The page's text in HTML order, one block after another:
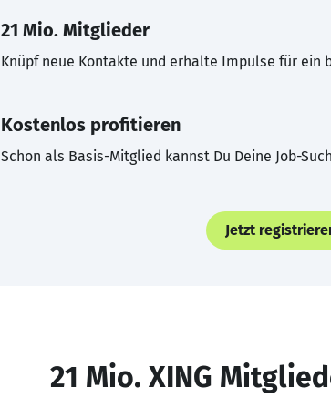
21 Mio. Mitglieder
Knüpf neue Kontakte und erhalte Impulse für ein
Kostenlos profitieren
Schon als Basis-Mitglied kannst Du Deine Job-
Jetzt
21 Mio. XING